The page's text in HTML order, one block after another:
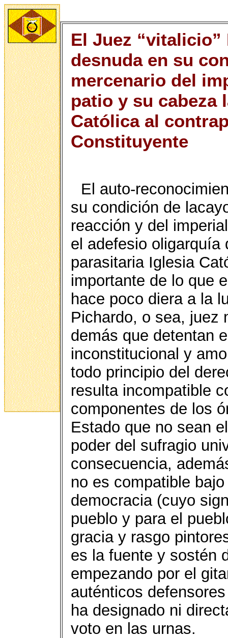
El Juez
desnuda en su
mercenario del
patio y su cabeza
Católica al
Constituyente
El auto-
su condición de
reacción y del
el adefesio oligarquía
parasitaria Iglesia
importante de lo que
hace poco diera a la
Pichardo, o sea, juez
demás que detentan
inconstitucional y
todo principio del
resulta incompatible
componentes de los
Estado que no sean
poder del sufragio
consecuencia,
no es compatible
democracia (cuyo
pueblo y para el
gracia y rasgo
es la fuente y sostén
empezando por el
auténticos
ha designado ni
voto en las urnas.